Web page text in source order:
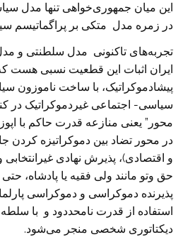
این میان جمهوری‌خواهی تنها مدل
در زمره مدل متکی بر پراگماتیسم
تجربه‌های تاکنونی مدل سلطنتی و
ایران اثبات این قطعیت نسبی هست
پیشادموکراتیک، با ساخت ناموزون
سیاسی- اجتماعی غیردموکراتیک در
محور” یعنی منازعه قدرت حاکم با
در محور تضاد بین دموکراتیزه کردن
و اقتصادی)، پذیرش نهادی
حق وتو مانند ولی فقیه یا پادشاه،
پذیرنده دموکراسی و دموکراسی
استفاده از قدرت نامحددود و با سلطه
دیکتاتوری شخصی منجر می‌شود.